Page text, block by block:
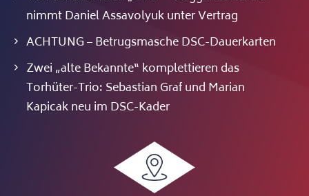
nimmt Daniel Assavolyuk unter Vertrag
ACHTUNG – Betrugsmasche DSC-Dauerkarten
Zwei „alte Bekannte“ komplettieren das
Torhüter-Trio: Sebastian Graf und Marian
Kapicak neu im DSC-Kader